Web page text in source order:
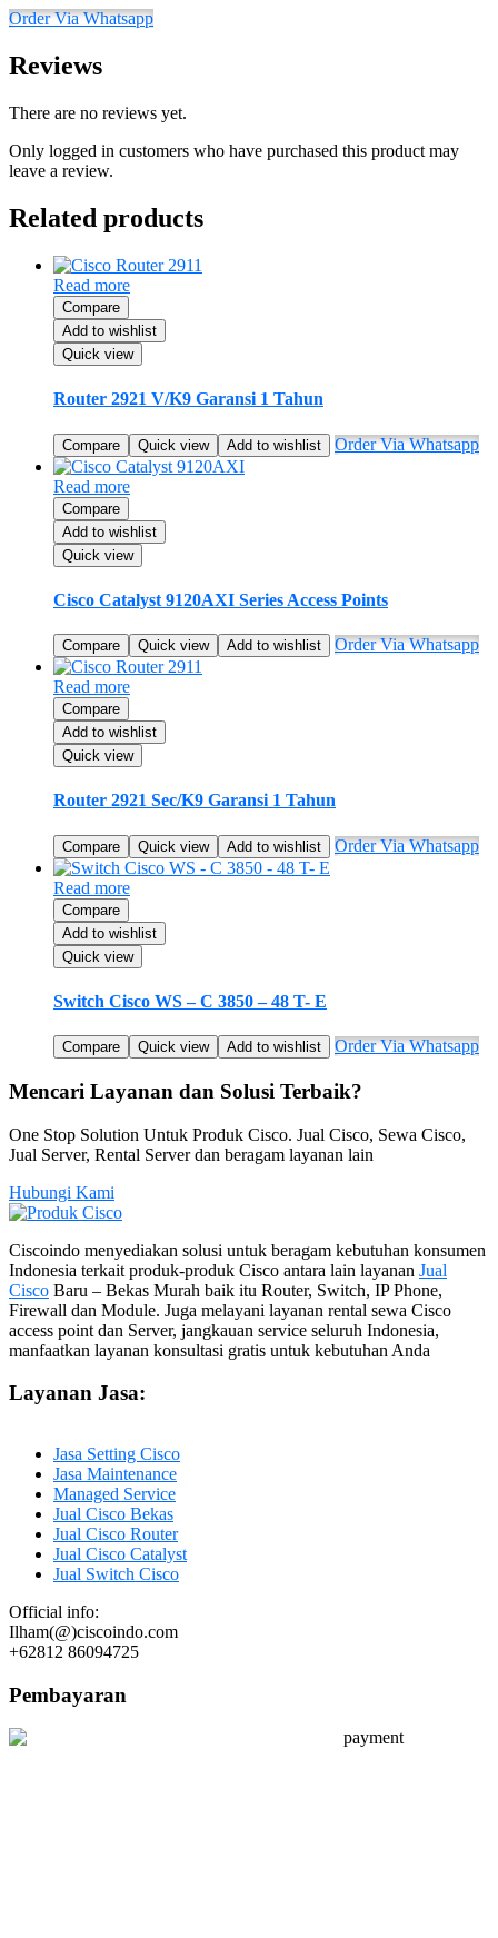
Order Via Whatsapp
Reviews
There are no reviews yet.
Only logged in customers who have purchased this product may
leave a review.
Related products
Read more
Compare
Add to wishlist
Quick view
Router 2921 V/K9 Garansi 1 Tahun
Compare Quick view Add to wishlist Order Via Whatsapp
Read more
Compare
Add to wishlist
Quick view
Cisco Catalyst 9120AXI Series Access Points
Compare Quick view Add to wishlist Order Via Whatsapp
Read more
Compare
Add to wishlist
Quick view
Router 2921 Sec/K9 Garansi 1 Tahun
Compare Quick view Add to wishlist Order Via Whatsapp
Read more
Compare
Add to wishlist
Quick view
Switch Cisco WS – C 3850 – 48 T- E
Compare Quick view Add to wishlist Order Via Whatsapp
Mencari Layanan dan Solusi Terbaik?
One Stop Solution Untuk Produk Cisco. Jual Cisco, Sewa Cisco,
Jual Server, Rental Server dan beragam layanan lain
Hubungi Kami
Ciscoindo menyediakan solusi untuk beragam kebutuhan konsumen
Indonesia terkait produk-produk Cisco antara lain layanan Jual
Cisco Baru – Bekas Murah baik itu Router, Switch, IP Phone,
Firewall dan Module. Juga melayani layanan rental sewa Cisco
access point dan Server, jangkauan service seluruh Indonesia,
manfaatkan layanan konsultasi gratis untuk kebutuhan Anda
Layanan Jasa:
Jasa Setting Cisco
Jasa Maintenance
Managed Service
Jual Cisco Bekas
Jual Cisco Router
Jual Cisco Catalyst
Jual Switch Cisco
Official info:
Ilham(@)ciscoindo.com
+62812 86094725
Pembayaran